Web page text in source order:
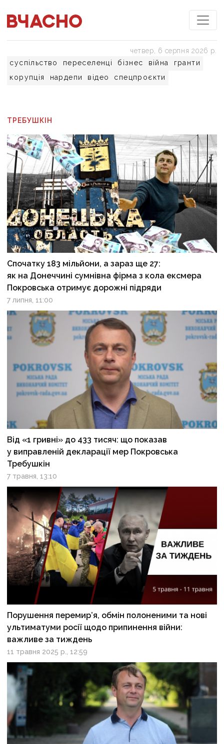
суспільство переселенці бізнес війна
гранти
корупція
нардепи відео спецпроєкти
четвер, 6 серпня 2026 р.
ТРЕБУШКІН
Спочатку 183 мільйони, а зараз ще 27:
як на Донеччині сумнівна фірма з кола ексмера
Покровська отримує дорожні підряди
7 липня, 11:00
Від «1 гривні» до 433 тисяч: що показав
у виправленій декларації мер Покровська
Требушкін
7 травня, 13:10
Порушення перемир’я, обмін полоненими та нові
ультиматуми росії щодо припинення війни:
важливе за тиждень
11 травня 2025 р., 12:59